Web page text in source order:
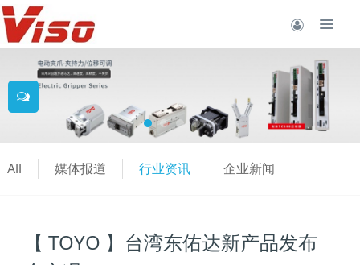
All 媒体报道 行业资讯 企业新闻
【 TOYO 】台湾东佑达新产品发布